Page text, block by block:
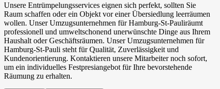
Unsere Entrümpelungsservices eignen sich perfekt, sollten Sie
Raum schaffen oder ein Objekt vor einer Übersiedlung leerräumen
wollen. Unser Umzugsunternehmen für Hamburg-St-Pauliräumt
professionell und umweltschonend unerwünschte Dinge aus Ihrem
Haushalt oder Geschäftsräumen. Unser Umzugsunternehmen für
Hamburg-St-Pauli steht für Qualität, Zuverlässigkeit und
Kundenorientierung. Kontaktieren unsere Mitarbeiter noch sofort,
um ein individuelles Festpresiangebot für Ihre bevorstehende
Räumung zu erhalten.